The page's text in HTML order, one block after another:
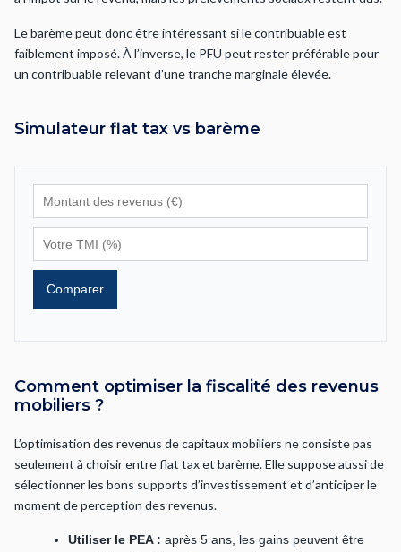
Le barème peut donc être intéressant si le contribuable est
faiblement imposé. À l’inverse, le PFU peut rester préférable pour
un contribuable relevant d’une tranche marginale élevée.
Simulateur flat tax vs barème
Comparer
Comment optimiser la fiscalité des revenus
mobiliers ?
L’optimisation des revenus de capitaux mobiliers ne consiste pas
seulement à choisir entre flat tax et barème. Elle suppose aussi de
sélectionner les bons supports d’investissement et d’anticiper le
moment de perception des revenus.
Utiliser le PEA : après 5 ans, les gains peuvent être